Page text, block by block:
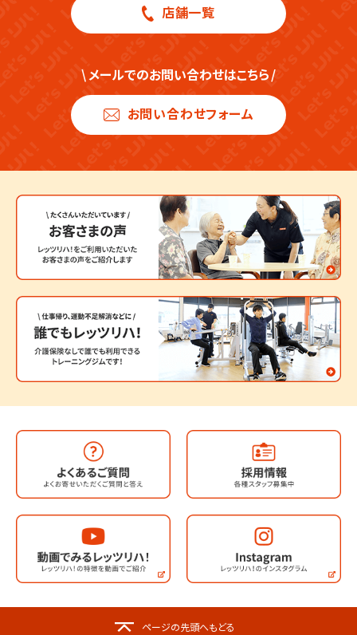
店舗一覧
\メールでのお問い合わせはこちら/
お問い合わせフォーム
ページの先頭へもどる